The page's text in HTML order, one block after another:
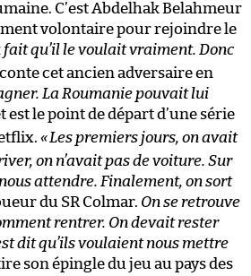
C’est Abdelhak Belahmeur
volontaire pour rejoindre le
qu’il le voulait vraiment. Donc
cet ancien adversaire en
La Roumanie pouvait lui
le point de départ d’une série
«Les premiers jours, on avait
on n’avait pas de voiture. Sur
attendre. Finalement, on sort
du SR Colmar. On se retrouve
rentrer. On devait rester
dit qu’ils voulaient nous mettre
son épingle du jeu au pays des